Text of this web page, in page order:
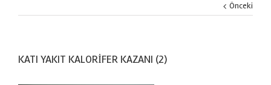
Önceki
KATI YAKIT KALORİFER KAZANI (2)